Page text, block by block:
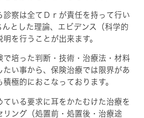
診察は全てＤｒが責任を持って行い
んとした理論、エビデンス（科学的
を行うことが出来ます。
で培った判断・技術・治療法・材料
たい事から、保険治療では限界があ
極的におこなっております。
ている要求に耳をかたむけた治療を
リング（処置前・処置後・治療途